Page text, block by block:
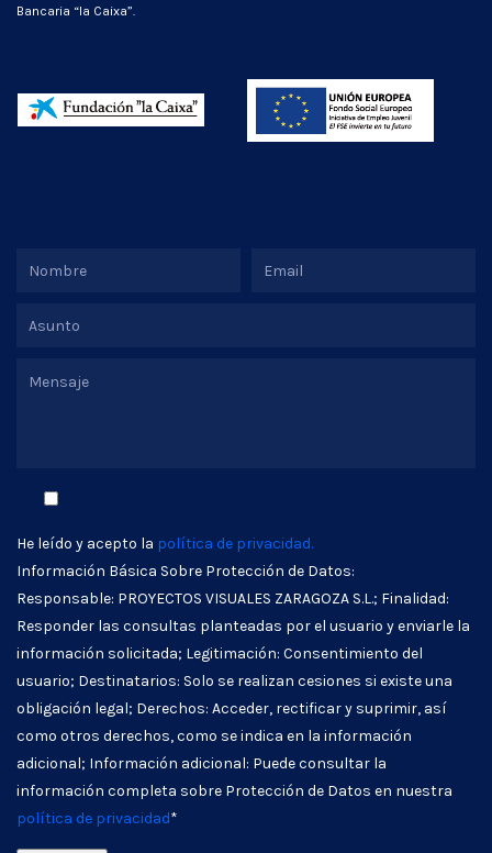
Bancaria “la Caixa”.
He leído y acepto la política de privacidad.
Información Básica Sobre Protección de Datos:
Responsable: PROYECTOS VISUALES ZARAGOZA S.L.; Finalidad:
Responder las consultas planteadas por el usuario y enviarle la
información solicitada; Legitimación: Consentimiento del
usuario; Destinatarios: Solo se realizan cesiones si existe una
obligación legal; Derechos: Acceder, rectificar y suprimir, así
como otros derechos, como se indica en la información
adicional; Información adicional: Puede consultar la
información completa sobre Protección de Datos en nuestra
política de privacidad*